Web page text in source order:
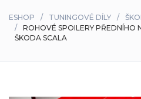
ESHOP TUNINGOVÉ DÍLY
ROHOVÉ SPOILERY PŘEDNÍHO
ŠKODA SCALA